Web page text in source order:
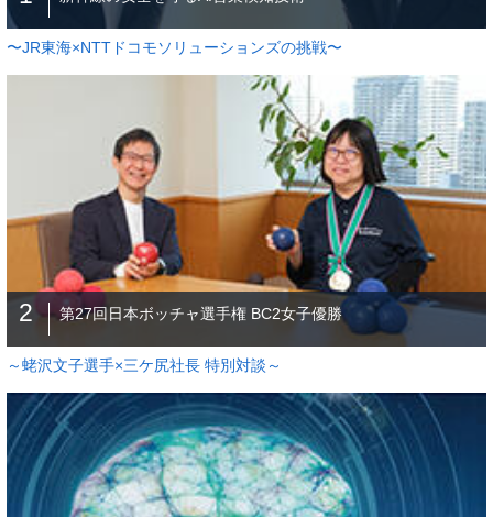
〜JR東海×NTTドコモソリューションズの挑戦〜
2 第27回日本ボッチャ選手権 BC2女子優勝
～蛯沢文子選手×三ケ尻社長 特別対談～